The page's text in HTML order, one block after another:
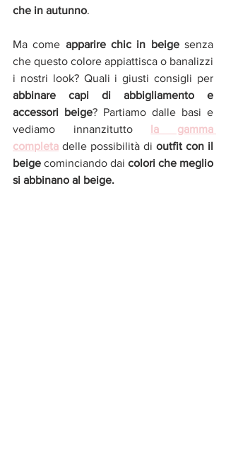
che in autunno.
Ma come apparire chic in beige senza
che questo colore appiattisca o banalizzi
abbinare capi di abbigliamento e
accessori beige? Partiamo dalle basi e
vediamo innanzitutto la gamma
completa delle possibilità di outfit con il
beige cominciando dai colori che meglio
si abbinano al beige.